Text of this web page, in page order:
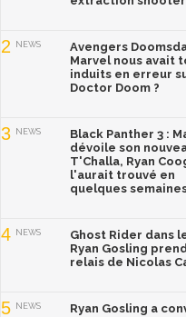
2 NEWS
Avengers
Marvel nous avait
induits en erreur
Doctor Doom ?
3 NEWS
Black Panther 3 :
dévoile son
T'Challa, Ryan
l'aurait trouvé en
quelques
4 NEWS
Ghost Rider dans
Ryan Gosling
relais de Nicolas
5 NEWS
Ryan Gosling a